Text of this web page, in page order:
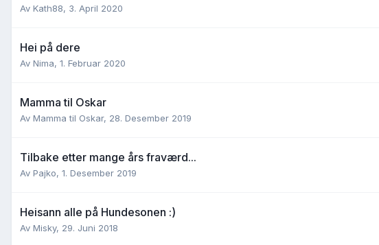
Av Kath88, 3. April 2020
Hei på dere
Av Nima, 1. Februar 2020
Mamma til Oskar
Av Mamma til Oskar, 28. Desember 2019
Tilbake etter mange års fraværd...
Av Pajko, 1. Desember 2019
Heisann alle på Hundesonen :)
Av Misky, 29. Juni 2018